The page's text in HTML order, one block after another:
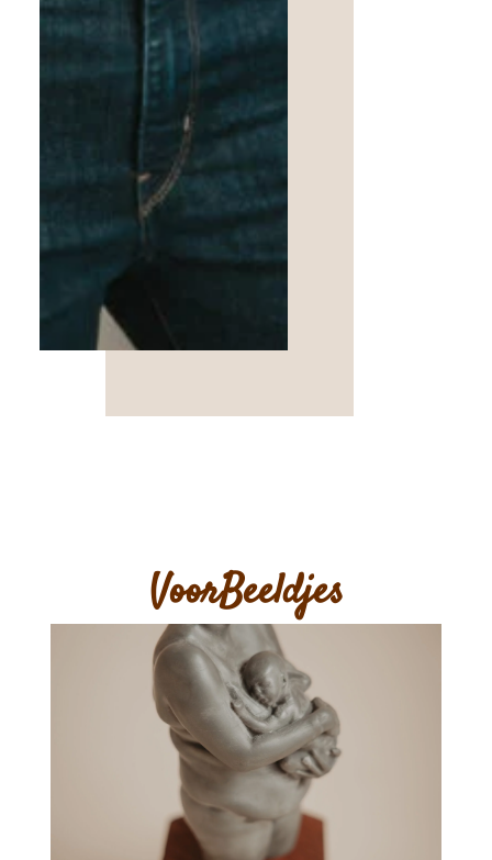
VoorBeeldjes
Wil jij de allermooiste herinnering aan jouw
borstvoedings- of newbornperiode? Ook voor
een prachtig motherhood beeldje kun je bij